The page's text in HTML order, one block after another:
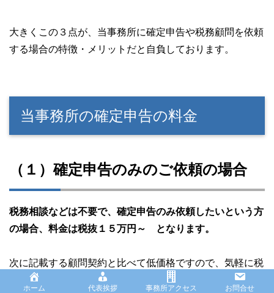
大きくこの３点が、当事務所に確定申告や税務顧問を依頼
する場合の特徴・メリットだと自負しております。
当事務所の確定申告の料金
（１）確定申告のみのご依頼の場合
税務相談などは不要で、確定申告のみ依頼したいという方
の場合、料金は税抜１５万円～ となります。
次に記載する顧問契約と比べて低価格ですので、気軽に税
理士に依頼したいという方や、将来別の事業をやったり法
ホーム 代表挨拶 事務所アクセス お問合せ